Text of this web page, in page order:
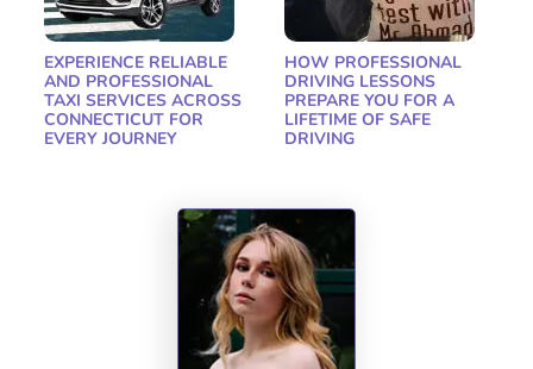
EXPERIENCE RELIABLE
AND PROFESSIONAL
TAXI SERVICES ACROSS
CONNECTICUT FOR
EVERY JOURNEY
HOW PROFESSIONAL
DRIVING LESSONS
PREPARE YOU FOR A
LIFETIME OF SAFE
DRIVING